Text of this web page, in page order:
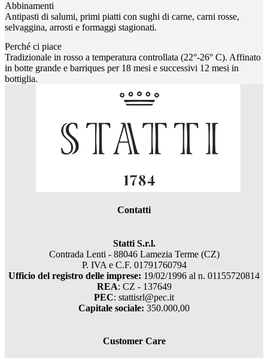
Abbinamenti
Antipasti di salumi, primi piatti con sughi di carne, carni rosse,
selvaggina, arrosti e formaggi stagionati.
Perché ci piace
Tradizionale in rosso a temperatura controllata (22°-26° C). Affinato
in botte grande e barriques per 18 mesi e successivi 12 mesi in
bottiglia.
Contatti
Statti S.r.l.
Contrada Lenti - 88046 Lamezia Terme (CZ)
P. IVA e C.F. 01791760794
Ufficio del registro delle imprese: 19/02/1996 al n. 01155720814
REA: CZ - 137649
PEC: stattisrl@pec.it
Capitale sociale: 350.000,00
Customer Care